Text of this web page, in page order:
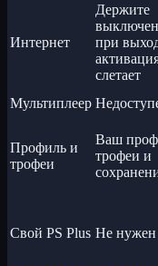
Интернет
Держите
при
слетает
Мультиплеер
Профиль и
трофеи
Ваш
трофеи и
Свой PS Plus Не нужен